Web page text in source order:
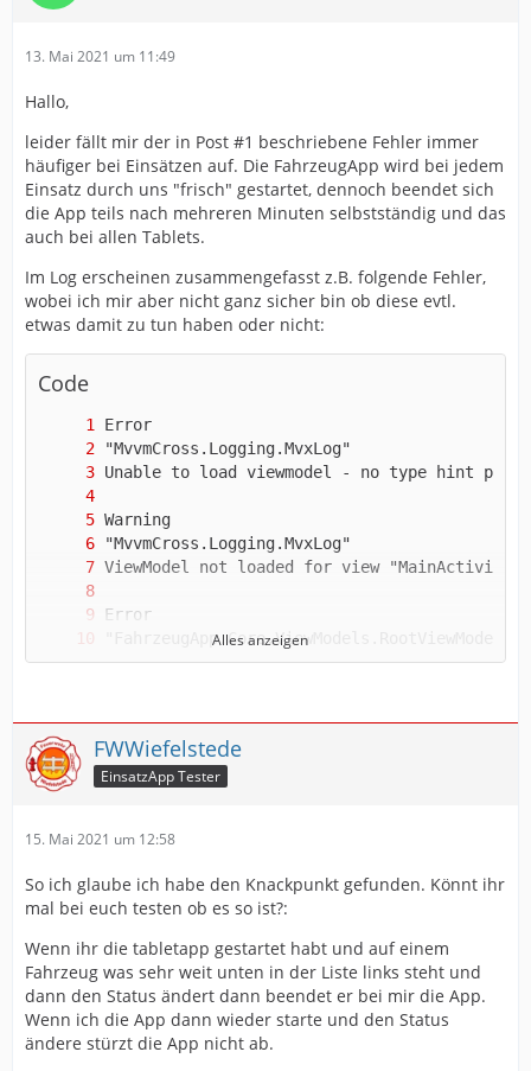
13. Mai 2021 um 11:49
Hallo,
leider fällt mir der in Post #1 beschriebene Fehler immer
häufiger bei Einsätzen auf. Die FahrzeugApp wird bei jedem
Einsatz durch uns "frisch" gestartet, dennoch beendet sich
die App teils nach mehreren Minuten selbstständig und das
auch bei allen Tablets.
Im Log erscheinen zusammengefasst z.B. folgende Fehler,
wobei ich mir aber nicht ganz sicher bin ob diese evtl.
etwas damit zu tun haben oder nicht:
Code
Bluetooth is Off!
Alles anzeigen
FWWiefelstede
EinsatzApp Tester
15. Mai 2021 um 12:58
So ich glaube ich habe den Knackpunkt gefunden. Könnt ihr
mal bei euch testen ob es so ist?:
Wenn ihr die tabletapp gestartet habt und auf einem
Fahrzeug was sehr weit unten in der Liste links steht und
dann den Status ändert dann beendet er bei mir die App.
Wenn ich die App dann wieder starte und den Status
ändere stürzt die App nicht ab.